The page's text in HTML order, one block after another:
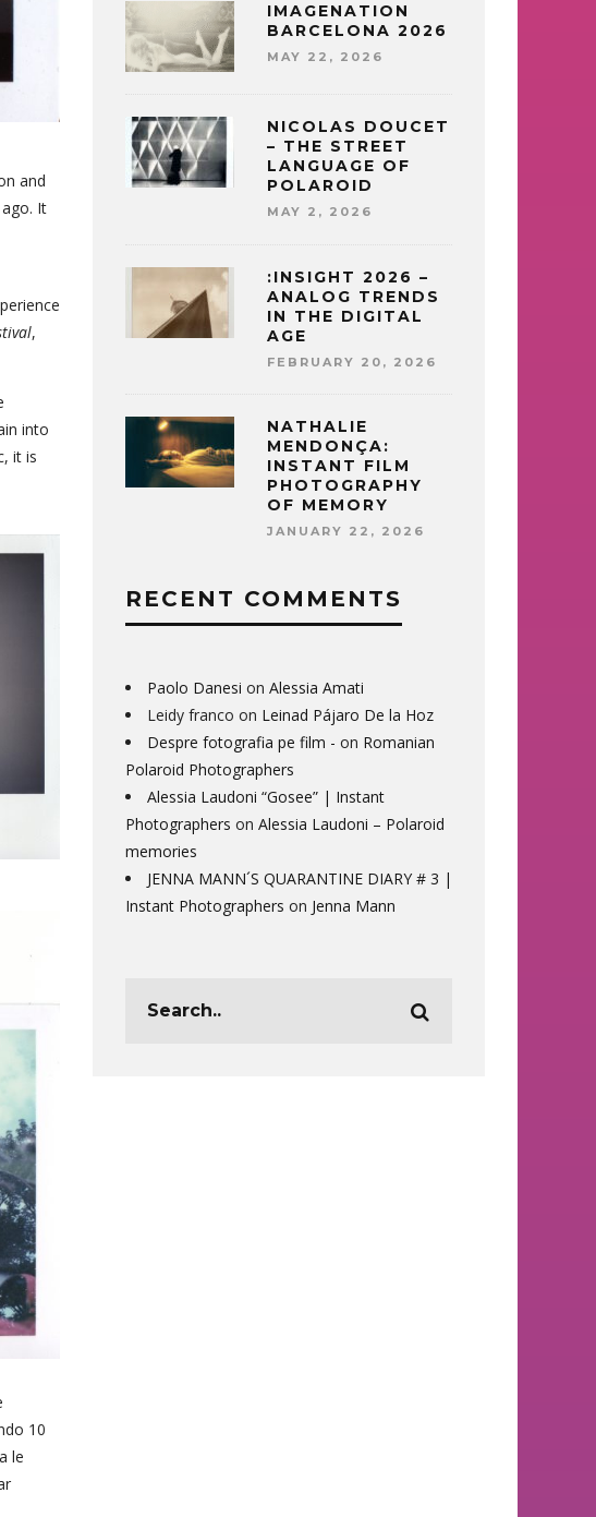
and
It
,
into
it is
10
le
IMAGENATION
BARCELONA 2026
MAY 22, 2026
NICOLAS DOUCET
– THE STREET
LANGUAGE OF
POLAROID
MAY 2, 2026
:INSIGHT 2026 –
ANALOG TRENDS
IN THE DIGITAL
AGE
FEBRUARY 20, 2026
NATHALIE
MENDONÇA:
INSTANT FILM
PHOTOGRAPHY
OF MEMORY
JANUARY 22, 2026
RECENT COMMENTS
Paolo Danesi on Alessia Amati
Leidy franco on Leinad Pájaro De la Hoz
Despre fotografia pe film - on Romanian
Polaroid Photographers
Alessia Laudoni “Gosee” | Instant
Photographers on Alessia Laudoni – Polaroid
memories
JENNA MANN´S QUARANTINE DIARY # 3 |
Instant Photographers on Jenna Mann